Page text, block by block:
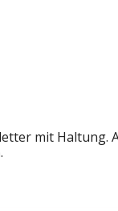
mit Haltung.